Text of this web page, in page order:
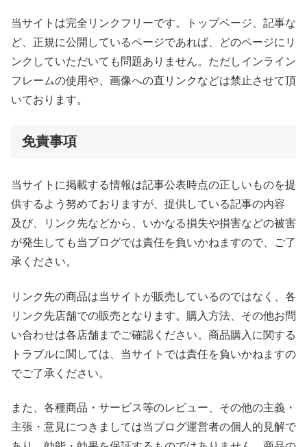
当サイトは完全リンクフリーです。トップページ、記事な
ど、正規に公開しているページであれば、どのページにリ
ンクしていただいても問題ありません。ただしインライン
フレームの使用や、画像への直リンクなどは禁止させて頂
いております。
免責事項
当サイトに掲載する情報は記事公表時点の正しいものを提
供するよう努めておりますが、提供している記事の内容
及び、リンク先などから、いかなる損失や損害などの被害
が発生しても当ブログでは責任を負いかねますので、ご了
承ください。
リンク先の商品は当サイトが販売しているのではなく、各
リンク先店舗での販売となります。購入方法、その他お問
い合わせは各店舗までご確認ください。商品購入に関する
トラブルに関しては、当サイトでは責任を負いかねますの
でご了承ください。
また、各種商品・サービス等のレビュー、その他の主義・
主張・意見につきましては当ブログ運営者の個人的見解で